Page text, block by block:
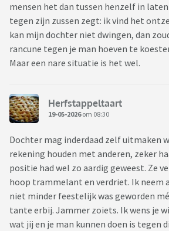
mensen het dan tussen henzelf in
tegen zijn zussen zegt: ik vind het
kan mijn dochter niet dwingen, dan
rancune tegen je man hoeven te
Maar een nare situatie is het wel.
Herfstappeltaart
19-05-2026om 08:30
Dochter mag inderdaad zelf uitmaken
rekening houden met anderen, zeker
positie had wel zo aardig geweest. Ze
hoop trammelant en verdriet. Ik neem
niet minder feestelijk was geworden
tante erbij. Jammer zoiets. Ik wens je
wat jij en je man kunnen doen is tegen